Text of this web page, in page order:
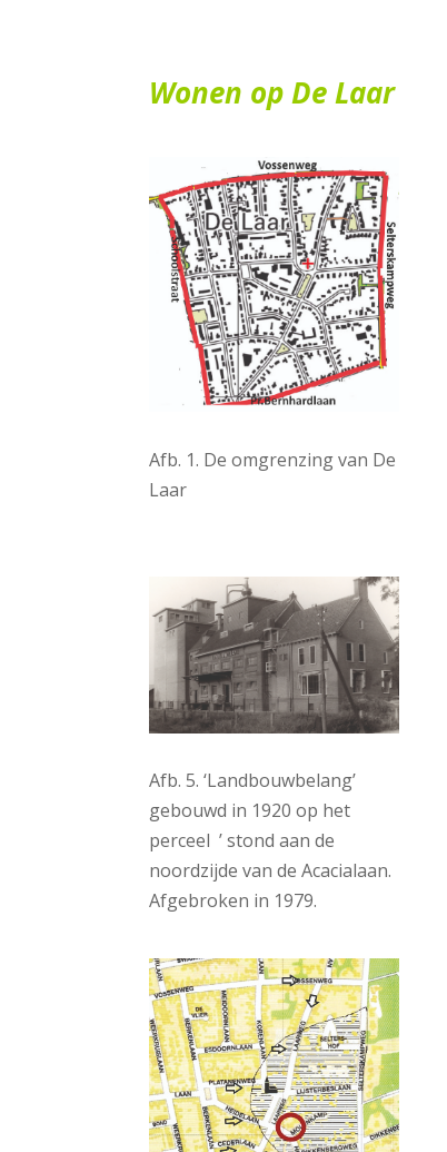
Wonen op De
Afb. 1. De omgrenzing van De
Laar
Afb. 5. ‘Landbouwbelang’
gebouwd in 1920 op het
perceel ’ stond aan de
noordzijde van de Acacialaan.
Afgebroken in 1979.